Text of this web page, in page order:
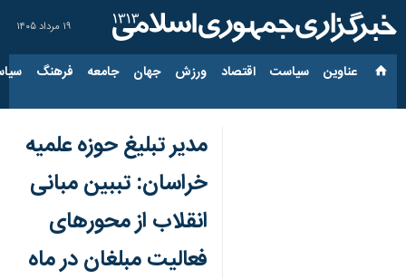
۱۹ مرداد ۱۴۰۵
عناوین‌ سیاست اقتصاد ورزش جهان جامعه فرهنگ
مدیر تبلیغ حوزه علمیه
خراسان: تببین مبانی
انقلاب از محورهای
فعالیت مبلغان در ماه